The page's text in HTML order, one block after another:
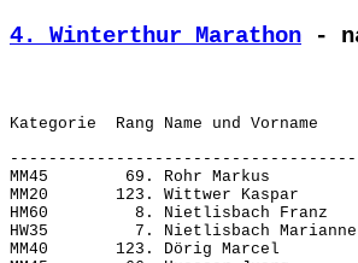
4. Winterthur Marathon -
MM45        69. Rohr Markus
MM20       123. Wittwer Kaspar
HM60         8. Nietlisbach Franz
HW35         7. Nietlisbach
MM40       123. Dörig Marcel